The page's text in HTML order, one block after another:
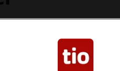
da atti di